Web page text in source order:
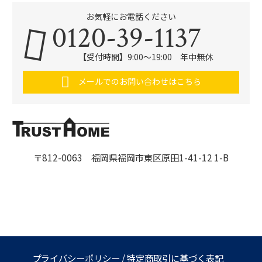
〒812-0063 福岡県福岡市東区原田1-41-12 1-B
お気軽にお電話ください
0120-39-1137
【受付時間】9:00～19:00 年中無休
メールでのお問い合わせはこちら
プライバシーポリシー /特定商取引に基づく表記